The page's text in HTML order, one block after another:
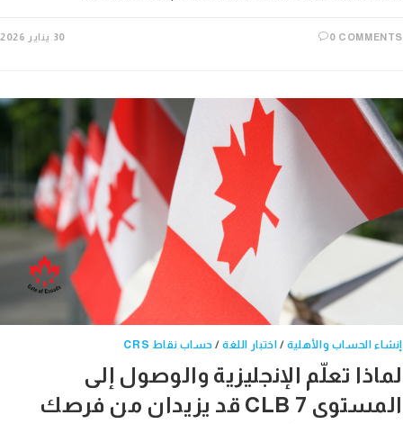
0
الحساب والأهلية/اختبار اللغة/حساب نقاط CRS
تعلّم الإنجليزية والوصول إلى
المستوى CLB 7 قد يزيدان من فرصك